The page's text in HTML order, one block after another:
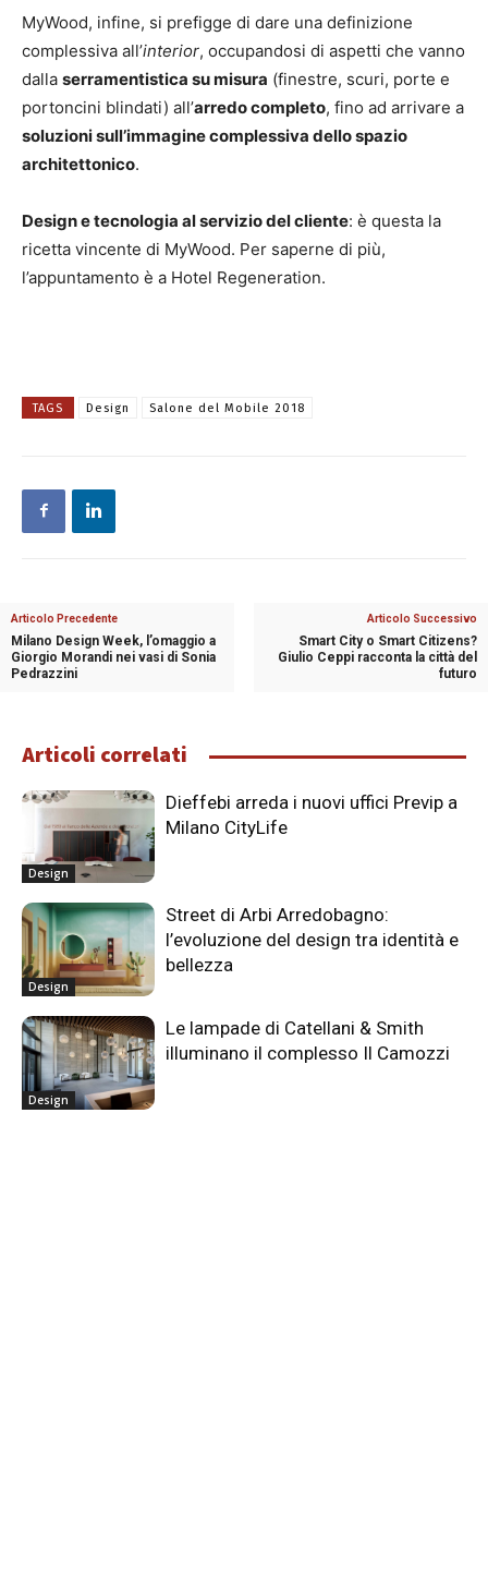
MyWood, infine, si prefigge di dare una definizione
complessiva all’interior, occupandosi di aspetti che vanno
dalla serramentistica su misura (finestre, scuri, porte e
portoncini blindati) all’arredo completo, fino ad arrivare a
soluzioni sull’immagine complessiva dello spazio
architettonico.
Design e tecnologia al servizio del cliente: è questa la
ricetta vincente di MyWood. Per saperne di più,
l’appuntamento è a Hotel Regeneration.
TAGS Design Salone del Mobile 2018
Articolo Precedente
Milano Design Week, l’omaggio a
Giorgio Morandi nei vasi di Sonia
Pedrazzini
Articolo Successivo
Smart City o Smart Citizens?
Giulio Ceppi racconta la città del
futuro
Articoli correlati
Design
Dieffebi arreda i nuovi uffici Previp a
Milano CityLife
Design
Street di Arbi Arredobagno:
l’evoluzione del design tra identità e
bellezza
Design
Le lampade di Catellani & Smith
illuminano il complesso Il Camozzi